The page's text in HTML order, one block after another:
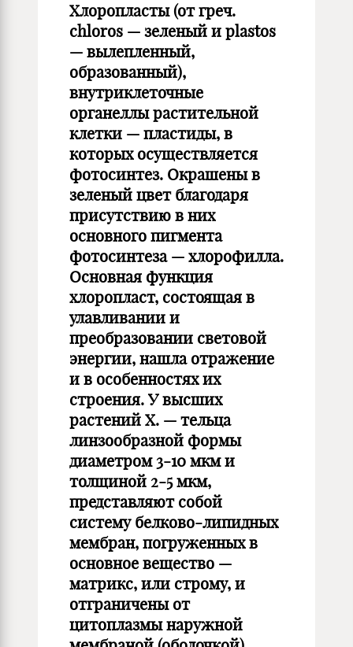
Хлоропласты (от греч.
chloros — зеленый и plastos
— вылепленный,
образованный),
внутриклеточные
органеллы растительной
клетки — пластиды, в
которых осуществляется
фотосинтез. Окрашены в
зеленый цвет благодаря
присутствию в них
основного пигмента
фотосинтеза — хлорофилла.
Основная функция
хлоропласт, состоящая в
улавливании и
преобразовании световой
энергии, нашла отражение
и в особенностях их
строения. У высших
растений Х. — тельца
линзообразной формы
диаметром 3-10 мкм и
толщиной 2-5 мкм,
представляют собой
систему белково-липидных
мембран, погруженных в
основное вещество —
матрикс, или строму, и
отграничены от
цитоплазмы наружной